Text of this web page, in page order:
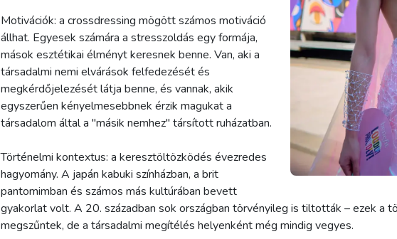
Motivációk: a crossdressing mögött számos motiváció
állhat. Egyesek számára a stresszoldás egy formája,
mások esztétikai élményt keresnek benne. Van, aki a
társadalmi nemi elvárások felfedezését és
megkérdőjelezését látja benne, és vannak, akik
egyszerűen kényelmesebbnek érzik magukat a
társadalom által a "másik nemhez" társított ruházatban.
Történelmi kontextus: a keresztöltözködés évezredes
hagyomány. A japán kabuki színházban, a brit
pantomimban és számos más kultúrában bevett
gyakorlat volt. A 20. században sok országban törvényileg is tiltották – ezek a
megszűntek, de a társadalmi megítélés helyenként még mindig vegyes.